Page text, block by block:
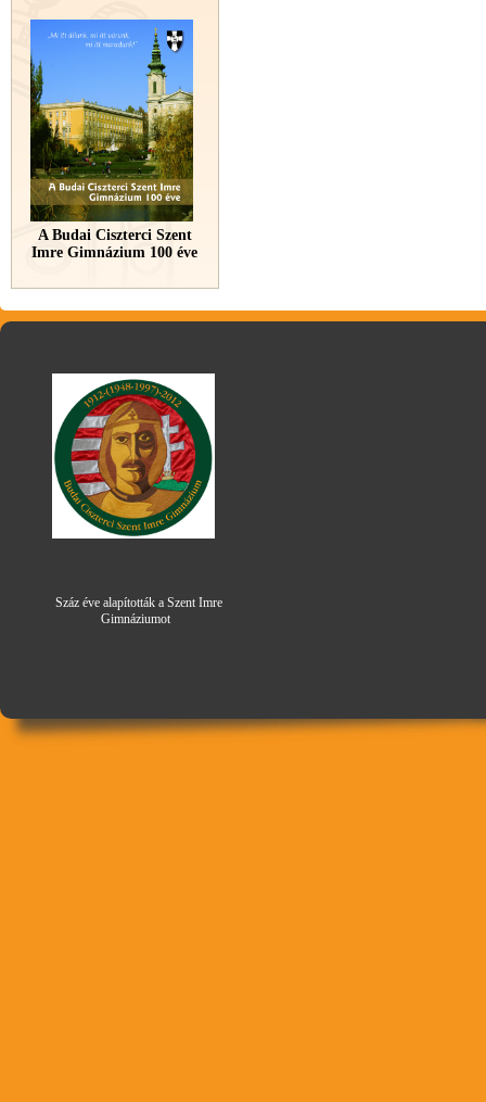
A Budai Ciszterci Szent
Imre Gimnázium 100 éve
Száz éve alapították a Szent Imre
Gimnáziumot